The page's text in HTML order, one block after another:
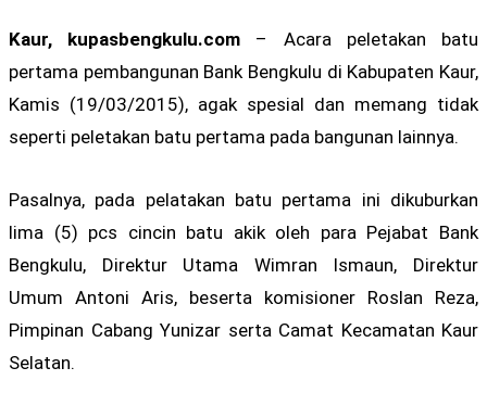
Kaur, kupasbengkulu.com – Acara peletakan batu
pertama pembangunan Bank Bengkulu di Kabupaten Kaur,
Kamis (19/03/2015), agak spesial dan memang tidak
seperti peletakan batu pertama pada bangunan lainnya.
Pasalnya, pada pelatakan batu pertama ini dikuburkan
lima (5) pcs cincin batu akik oleh para Pejabat Bank
Bengkulu, Direktur Utama Wimran Ismaun, Direktur
Umum Antoni Aris, beserta komisioner Roslan Reza,
Pimpinan Cabang Yunizar serta Camat Kecamatan Kaur
Selatan.